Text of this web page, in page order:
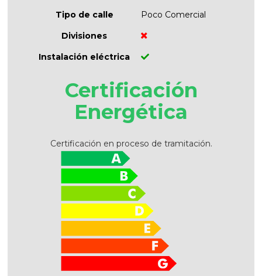
Tipo de calle
Poco Comercial
Divisiones
Instalación eléctrica
Certificación
Energética
Certificación en proceso de tramitación.